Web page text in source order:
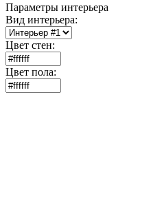
Параметры интерьера
Вид интерьера:
Цвет стен:
Цвет пола: